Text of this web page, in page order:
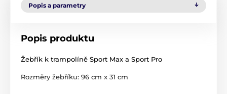
Popis a parametry
Popis produktu
Žebřík k trampolíně Sport Max a Sport Pro
Rozměry žebříku: 96 cm x 31 cm